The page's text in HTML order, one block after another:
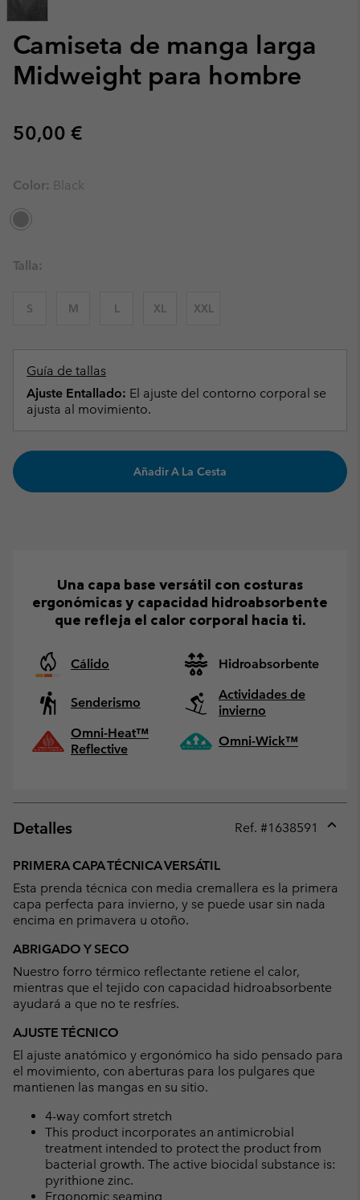
Camiseta de manga larga
Midweight para hombre
Regular price:
50,00 €
Color: Black
Talla:
S M L XL XXL
Guía de tallas
Ajuste Entallado: El ajuste del contorno corporal se
ajusta al movimiento.
Añadir A La Cesta
Una capa base versátil con costuras
ergonómicas y capacidad hidroabsorbente
que refleja el calor corporal hacia ti.
Cálido Hidroabsorbente
Senderismo
Actividades de
invierno
Omni-Heat™
Reflective
Omni-Wick™
Detalles Ref. #1638591
PRIMERA CAPA TÉCNICA VERSÁTIL
Esta prenda técnica con media cremallera es la primera
capa perfecta para invierno, y se puede usar sin nada
encima en primavera u otoño.
ABRIGADO Y SECO
Nuestro forro térmico reflectante retiene el calor,
mientras que el tejido con capacidad hidroabsorbente
ayudará a que no te resfríes.
AJUSTE TÉCNICO
El ajuste anatómico y ergonómico ha sido pensado para
el movimiento, con aberturas para los pulgares que
mantienen las mangas en su sitio.
4-way comfort stretch
This product incorporates an antimicrobial
treatment intended to protect the product from
bacterial growth. The active biocidal substance is:
pyrithione zinc.
Ergonomic seaming